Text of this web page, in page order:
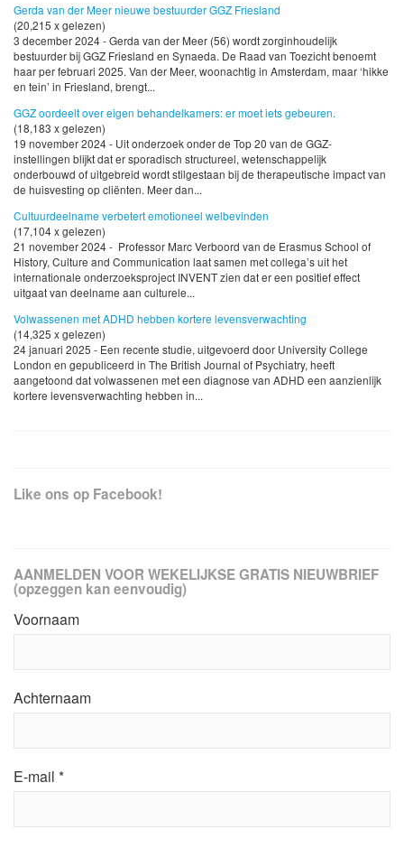
Gerda van der Meer nieuwe bestuurder GGZ Friesland
(20,215 x gelezen)
3 december 2024 - Gerda van der Meer (56) wordt zorginhoudelijk
bestuurder bij GGZ Friesland en Synaeda. De Raad van Toezicht benoemt
haar per februari 2025. Van der Meer, woonachtig in Amsterdam, maar ‘hikke
en tein’ in Friesland, brengt...
GGZ oordeelt over eigen behandelkamers: er moet iets gebeuren.
(18,183 x gelezen)
19 november 2024 - Uit onderzoek onder de Top 20 van de GGZ-
instellingen blijkt dat er sporadisch structureel, wetenschappelijk
onderbouwd of uitgebreid wordt stilgestaan bij de therapeutische impact van
de huisvesting op cliënten. Meer dan...
Cultuurdeelname verbetert emotioneel welbevinden
(17,104 x gelezen)
21 november 2024 - Professor Marc Verboord van de Erasmus School of
History, Culture and Communication laat samen met collega’s uit het
internationale onderzoeksproject INVENT zien dat er een positief effect
uitgaat van deelname aan culturele...
Volwassenen met ADHD hebben kortere levensverwachting
(14,325 x gelezen)
24 januari 2025 - Een recente studie, uitgevoerd door University College
London en gepubliceerd in The British Journal of Psychiatry, heeft
aangetoond dat volwassenen met een diagnose van ADHD een aanzienlijk
kortere levensverwachting hebben in...
Like ons op Facebook!
AANMELDEN VOOR WEKELIJKSE GRATIS NIEUWBRIEF
(opzeggen kan eenvoudig)
Voornaam
Achternaam
E-mail *